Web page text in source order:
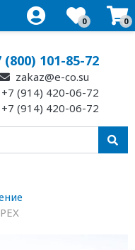
0 0
(800) 101-85-72
zakaz@e-co.su
+7 (914) 420-06-72
+7 (914) 420-06-72